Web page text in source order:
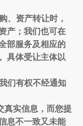
、资产转让时，
产；我们也可在
部服务及相应的
具体受让主体以
们有权不经通知
实信息，而您提
息不一致又未能